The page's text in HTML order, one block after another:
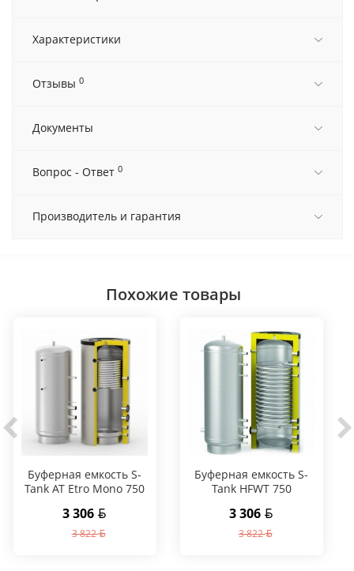
Характеристики
Отзывы 0
Документы
Вопрос - Ответ 0
Производитель и гарантия
Похожие товары
Буферная емкость S-
Tank AT Etro Mono 750
3 306
3 822
Буферная емкость S-
Tank HFWT 750
3 306
3 822